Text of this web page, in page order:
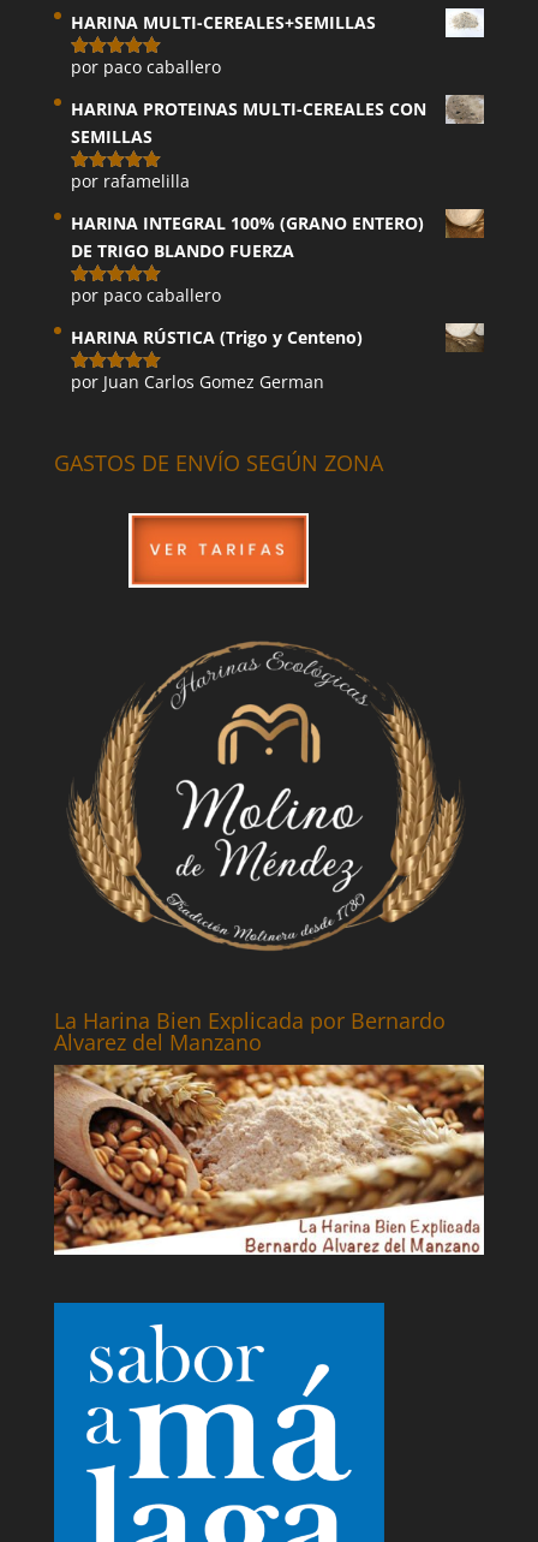
HARINA MULTI-CEREALES+SEMILLAS
Valorado
por paco caballero
HARINA PROTEINAS MULTI-CEREALES CON
SEMILLAS
Valorado
por rafamelilla
HARINA INTEGRAL 100% (GRANO ENTERO)
DE TRIGO BLANDO FUERZA
Valorado
por paco caballero
HARINA RÚSTICA (Trigo y Centeno)
Valorado
por Juan Carlos Gomez German
GASTOS DE ENVÍO SEGÚN ZONA
La Harina Bien Explicada por Bernardo
Alvarez del Manzano